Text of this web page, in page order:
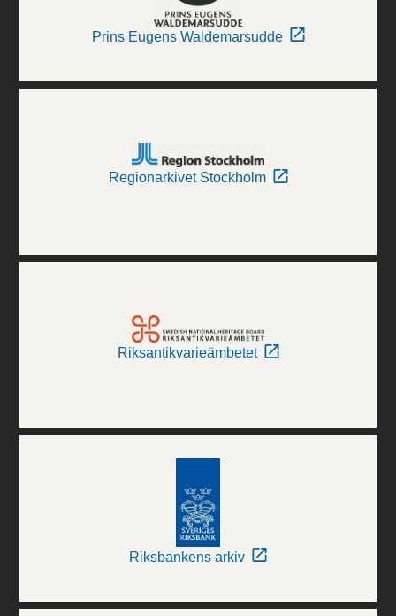
Prins Eugens Waldemarsudde
Regionarkivet Stockholm
Riksantikvarieämbetet
Riksbankens arkiv